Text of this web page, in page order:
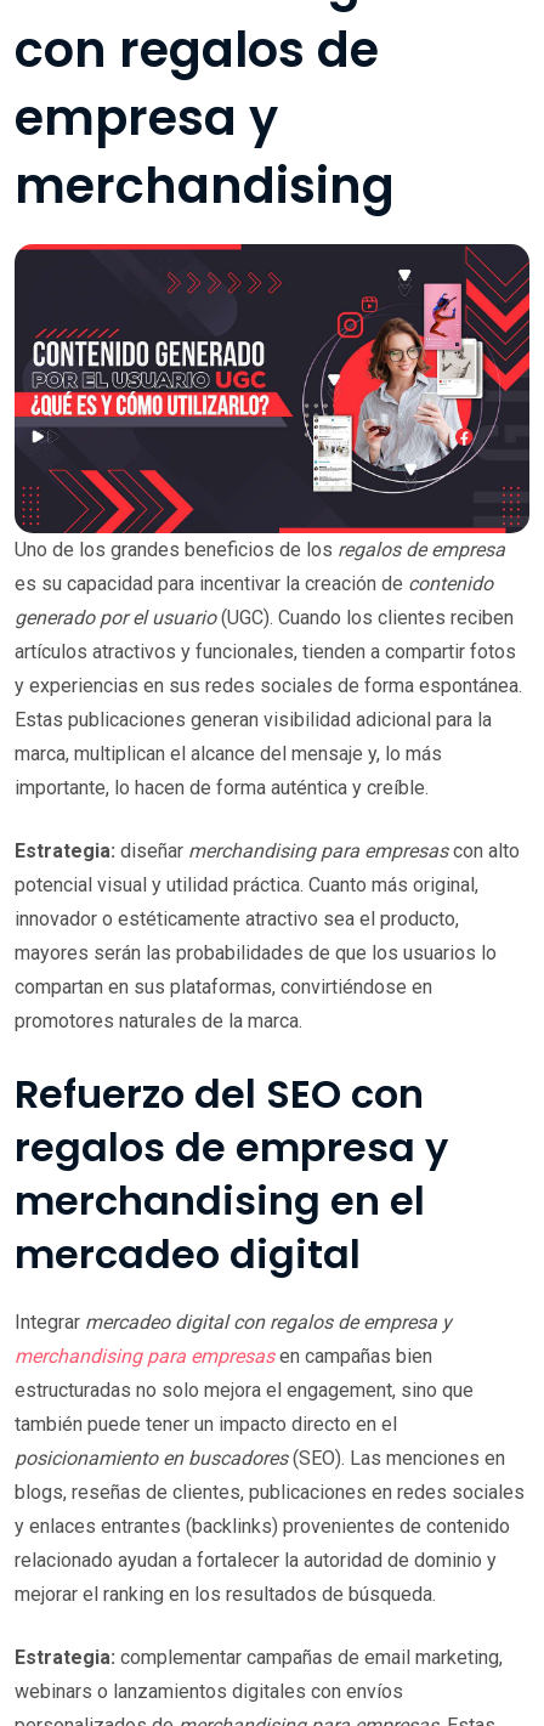
con regalos de
empresa y
merchandising
Uno de los grandes beneficios de los regalos de empresa
es su capacidad para incentivar la creación de contenido
generado por el usuario(UGC). Cuando los clientes reciben
artículos atractivos y funcionales, tienden a compartir fotos
y experiencias en sus redes sociales de forma espontánea.
Estas publicaciones generan visibilidad adicional para la
marca, multiplican el alcance del mensaje y, lo más
importante, lo hacen de forma auténtica y creíble.
Estrategia: diseñar merchandising para empresascon alto
potencial visual y utilidad práctica. Cuanto más original,
innovador o estéticamente atractivo sea el producto,
mayores serán las probabilidades de que los usuarios lo
compartan en sus plataformas, convirtiéndose en
promotores naturales de la marca.
Refuerzo del SEO con
regalos de empresa y
merchandising en el
mercadeo digital
Integrar mercadeo digital con regalos de empresa y
merchandising para empresasen campañas bien
estructuradas no solo mejora el engagement, sino que
también puede tener un impacto directo en el
posicionamiento en buscadores(SEO). Las menciones en
blogs, reseñas de clientes, publicaciones en redes sociales
y enlaces entrantes (backlinks) provenientes de contenido
relacionado ayudan a fortalecer la autoridad de dominio y
mejorar el ranking en los resultados de búsqueda.
Estrategia: complementar campañas de email marketing,
webinars o lanzamientos digitales con envíos